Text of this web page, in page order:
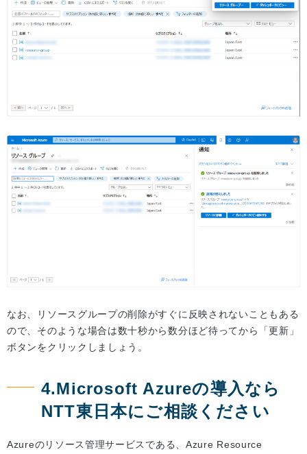
なお、リソースグループの削除がすぐに反映されないこともある
ので、そのような場合は数十秒から数分ほど待ってから「更新」
ボタンをクリックしましょう。
4.Microsoft Azureの導入なら
NTT東日本にご相談ください
Azureのリソース管理サービスである、Azure Resource